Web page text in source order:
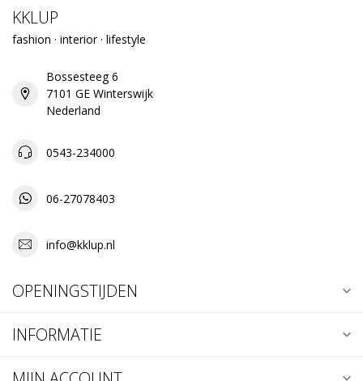
KKLUP
fashion · interior · lifestyle
Bossesteeg 6
7101 GE Winterswijk
Nederland
0543-234000
06-27078403
info@kklup.nl
OPENINGSTIJDEN
INFORMATIE